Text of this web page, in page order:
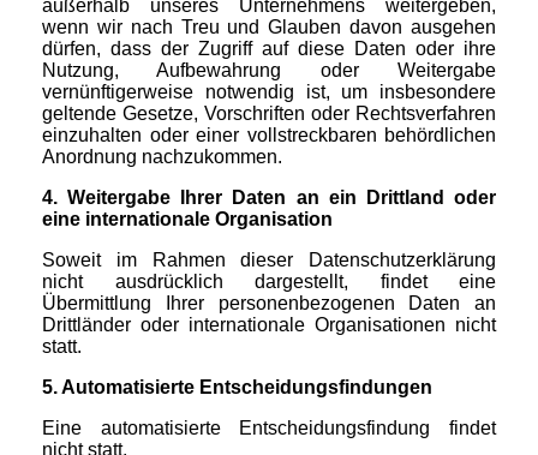
außerhalb unseres Unternehmens weitergeben,
wenn wir nach Treu und Glauben davon ausgehen
dürfen, dass der Zugriff auf diese Daten oder ihre
Nutzung, Aufbewahrung oder Weitergabe
vernünftigerweise notwendig ist, um insbesondere
geltende Gesetze, Vorschriften oder Rechtsverfahren
einzuhalten oder einer vollstreckbaren behördlichen
Anordnung nachzukommen.
4. Weitergabe Ihrer Daten an ein Drittland oder
eine internationale Organisation
Soweit im Rahmen dieser Datenschutzerklärung
nicht ausdrücklich dargestellt, findet eine
Übermittlung Ihrer personenbezogenen Daten an
Drittländer oder internationale Organisationen nicht
statt.
5. Automatisierte Entscheidungsfindungen
Eine automatisierte Entscheidungsfindung findet
nicht statt.